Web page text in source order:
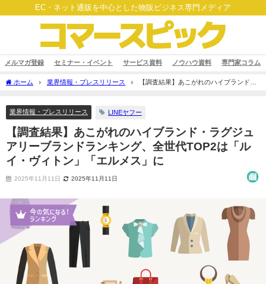
EC・ネット通販を中心とした物販ビジネス専門メディア
メルマガ登録 セミナー・イベント サービス資料 ノウハウ資料 専門家コラム
ホーム 業界情報・プレスリリース
【調査結果】あこがれのハイブランド・
業界情報・プレスリリース
LINEヤフー
【調査結果】あこがれのハイブランド・ラグジュ
アリーブランドランキング、全世代TOP2は「ル
イ・ヴィトン」「エルメス」に
2025年11月11日 2025年11月11日